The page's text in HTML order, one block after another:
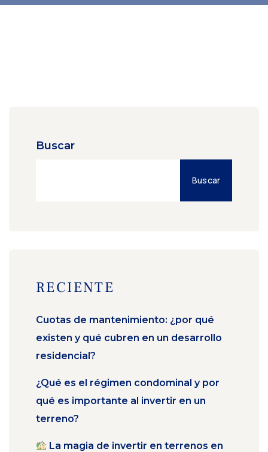
Buscar
Buscar
RECIENTE
Cuotas de mantenimiento: ¿por qué
existen y qué cubren en un desarrollo
residencial?
¿Qué es el régimen condominal y por
qué es importante al invertir en un
terreno?
La magia de invertir en terrenos en